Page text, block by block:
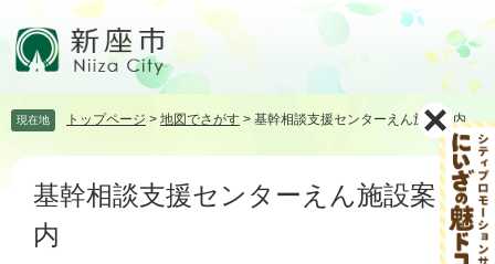
頭飛 現在地 トップページ > 地図でさがす > 基幹相談支援センターえん施設案内
本
基幹相談支援センターえん施設案
内